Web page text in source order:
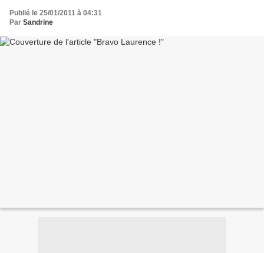
Publié le 25/01/2011 à 04:31
Par Sandrine